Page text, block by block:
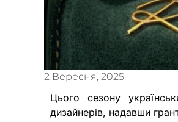
2 Вересня, 2025
Цього сезону
дизайнерів, надавши